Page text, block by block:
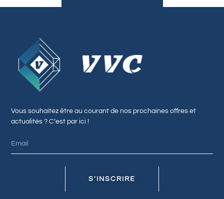
Vous souhaitez être au courant de nos prochaines offres et
actualités ? C’est par ici !
S'INSCRIRE